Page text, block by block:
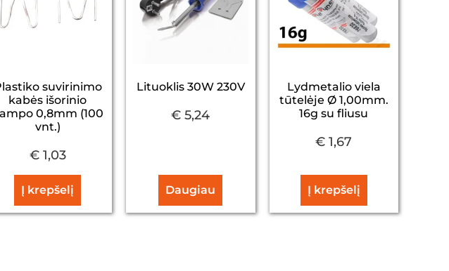
suvirinimo
kabės išorinio
0,8mm (100
vnt.)
€1,03
Į krepšelį
Lituoklis 30W 230V
€ 5,24
Daugiau
Lydmetalio viela
tūtelėje Ø 1,00mm.
16g su fliusu
€ 1,67
Į krepšelį